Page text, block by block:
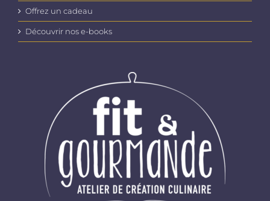
Offrez un cadeau
Découvrir nos e-books